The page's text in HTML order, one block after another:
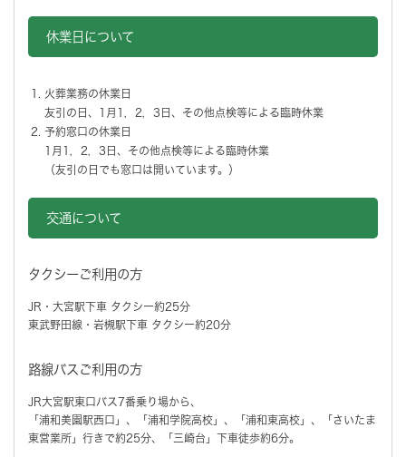
休業日について
火葬業務の休業日
友引の日、1月1，2，3日、その他点検等による臨時休業
予約窓口の休業日
1月1，2，3日、その他点検等による臨時休業
（友引の日でも窓口は開いています。）
交通について
タクシーご利用の方
JR・大宮駅下車 タクシー約25分
東武野田線・岩槻駅下車 タクシー約20分
路線バスご利用の方
JR大宮駅東口バス7番乗り場から、
「浦和美園駅西口」、「浦和学院高校」、「浦和東高校」、「さいたま
東営業所」行きで約25分、「三崎台」下車徒歩約6分。